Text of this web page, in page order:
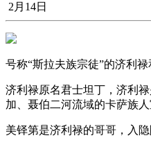
2月14日
号称“斯拉夫族宗徒”的济利
济利禄原名君士坦丁，济利
加、聂伯二河流域的卡萨族人
美铎第是济利禄的哥哥，入